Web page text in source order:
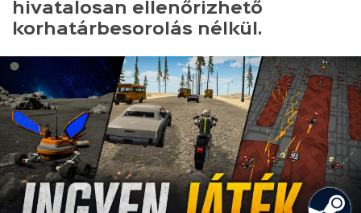
hivatalosan ellenőrizhető
korhatárbesorolás nélkül.